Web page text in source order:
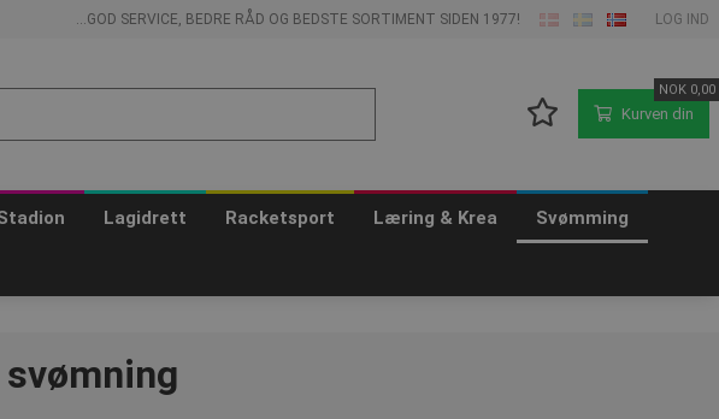
...GOD SERVICE, BEDRE RÅD OG BEDSTE SORTIMENT SIDEN 1977! LOG IND
Kurven din
NOK0,00
Lagidrett Racketsport Læring & Krea Svømming